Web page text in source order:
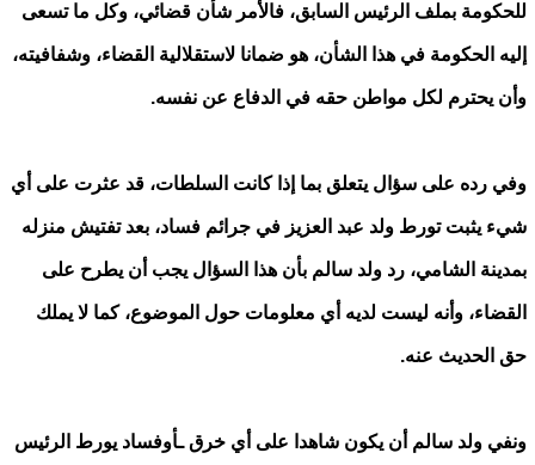
للحكومة بملف الرئيس السابق، فالأمر شأن قضائي، وكل ما تسعى
إليه الحكومة في هذا الشأن، هو ضمانا لاستقلالية القضاء، وشفافيته،
وأن يحترم لكل مواطن حقه في الدفاع عن نفسه.
وفي رده على سؤال يتعلق بما إذا كانت السلطات، قد عثرت على أي
شيء يثبت تورط ولد عبد العزيز في جرائم فساد، بعد تفتيش منزله
بمدينة الشامي، رد ولد سالم بأن هذا السؤال يجب أن يطرح على
القضاء، وأنه ليست لديه أي معلومات حول الموضوع، كما لا يملك
حق الحديث عنه.
ونفي ولد سالم أن يكون شاهدا على أي خرق ـأوفساد يورط الرئيس